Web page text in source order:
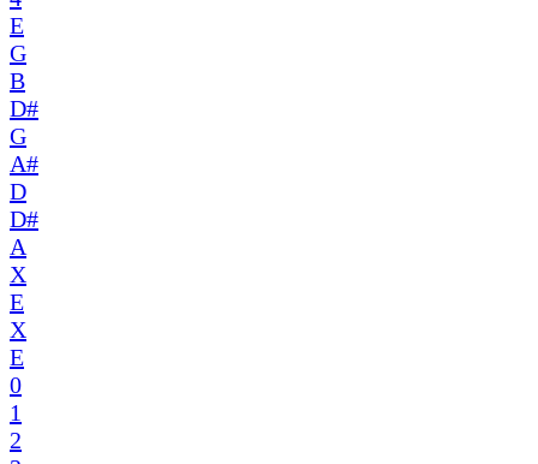
E
G
B
D#
G
A#
D
D#
A
X
E
X
E
0
1
2